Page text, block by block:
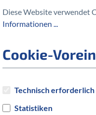
– 25 km/h / 85 Nm
Diese Website verwendet
Informationen ...
Cookie-
Technisch erforderlich
Statistiken